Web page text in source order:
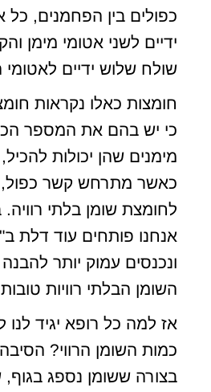
כפולים בין הפחמנים,
ידיים לשני אטומי מימן
שולח שלוש ידיים לאטומי
חומצות כאלו נקראות
כי יש בהם את המספר
מימנים שהן יכולות
כאשר מתרחש קשר
לחומצת שומן בלתי
אנחנו פותחים עוד דלת
ונכנסים עמוק יותר
השומן הבלתי רוויות
אז למה כל רופא יגיד
כמות השומן הרווי?
בצורה ששומן נספג בגוף,